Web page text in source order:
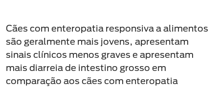
Cães com enteropatia responsiva a alimentos
são geralmente mais jovens, apresentam
sinais clínicos menos graves e apresentam
mais diarreia de intestino grosso em
comparação aos cães com enteropatia